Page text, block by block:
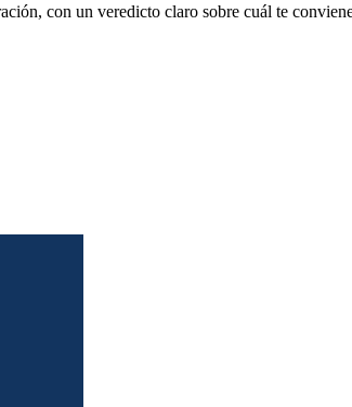
con un veredicto claro sobre cuál te